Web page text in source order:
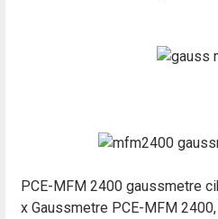
PCE-MFM 2400 gaussmetre
x Gaussmetre PCE-MFM